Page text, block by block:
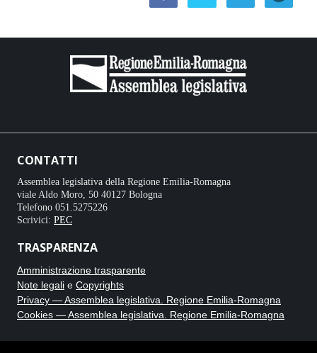
CONTATTI
Assemblea legislativa della Regione Emilia-Romagna
viale Aldo Moro, 50 40127 Bologna
Telefono 051.5275226
Scrivici: PEC
TRASPARENZA
Amministrazione trasparente
Note legali e Copyrights
Privacy — Assemblea legislativa. Regione Emilia-Romagna
Cookies — Assemblea legislativa. Regione Emilia-Romagna